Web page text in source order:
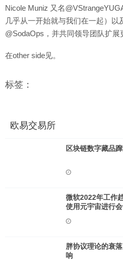
Nicole Muniz 又名
几乎从一开始就与我们在一起）以
@SodaOps，并共同领导团队扩展
在other side见。
标签：
欧易交易所
区块链数字藏品
微软2022年工作
使用元宇宙进行
胖协议理论的衰
响